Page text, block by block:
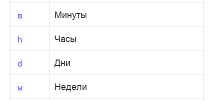
m Минуты
h Часы
d Дни
w Недели